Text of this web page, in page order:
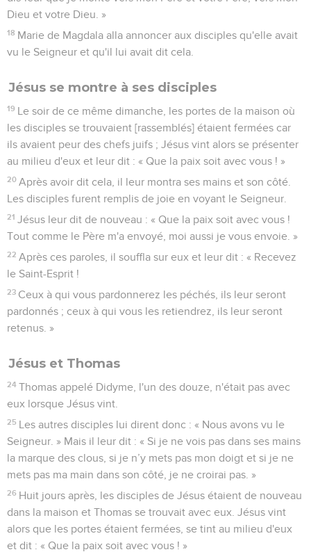
Dieu et votre Dieu. »
18 Marie de Magdala alla annoncer aux disciples qu'elle avait
vu le Seigneur et qu'il lui avait dit cela.
Jésus se montre à ses disciples
19 Le soir de ce même dimanche, les portes de la maison où
les disciples se trouvaient [rassemblés] étaient fermées car
ils avaient peur des chefs juifs ; Jésus vint alors se présenter
au milieu d'eux et leur dit : « Que la paix soit avec vous ! »
20 Après avoir dit cela, il leur montra ses mains et son côté.
Les disciples furent remplis de joie en voyant le Seigneur.
21 Jésus leur dit de nouveau : « Que la paix soit avec vous !
Tout comme le Père m'a envoyé, moi aussi je vous envoie. »
22 Après ces paroles, il souffla sur eux et leur dit : « Recevez
le Saint-Esprit !
23 Ceux à qui vous pardonnerez les péchés, ils leur seront
pardonnés ; ceux à qui vous les retiendrez, ils leur seront
retenus. »
Jésus et Thomas
24 Thomas appelé Didyme, l'un des douze, n'était pas avec
eux lorsque Jésus vint.
25 Les autres disciples lui dirent donc : « Nous avons vu le
Seigneur. » Mais il leur dit : « Si je ne vois pas dans ses mains
la marque des clous, si je n’y mets pas mon doigt et si je ne
mets pas ma main dans son côté, je ne croirai pas. »
26 Huit jours après, les disciples de Jésus étaient de nouveau
dans la maison et Thomas se trouvait avec eux. Jésus vint
alors que les portes étaient fermées, se tint au milieu d'eux
et dit : « Que la paix soit avec vous ! »